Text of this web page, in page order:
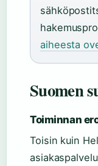
aiheesta
Suomen
Toiminnan
Toisin kuin